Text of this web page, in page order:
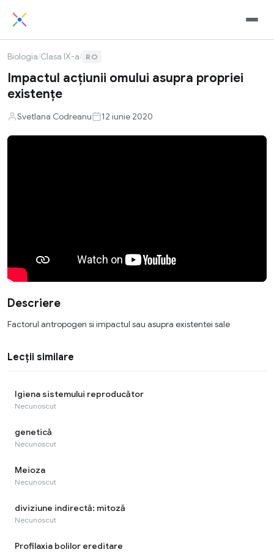
Biologia/Clasa IX-a/ RO
Impactul acţiunii omului asupra propriei
existenţe
Svetlana Codreanu 12 iunie 2020
Descriere
Factorul antropogen si impactul sau asupra existentei sale
Lecții similare
Igiena sistemului reproducător
Necunoscut
genetică
Necunoscut
Meioza
Necunoscut
diviziune indirectă: mitoză
Necunoscut
Profilaxia bolilor ereditare